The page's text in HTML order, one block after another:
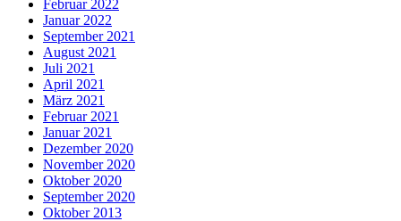
Februar 2022
Januar 2022
September 2021
August 2021
Juli 2021
April 2021
März 2021
Februar 2021
Januar 2021
Dezember 2020
November 2020
Oktober 2020
September 2020
Oktober 2013